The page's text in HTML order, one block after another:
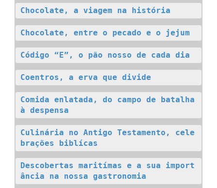
Chocolate, a viagem na história
Chocolate, entre o pecado e o jejum
Código “E”, o pão nosso de cada dia
Coentros, a erva que divide
Comida enlatada, do campo de batalha
à despensa
Culinária no Antigo Testamento, cele
brações biblícas
Descobertas maritímas e a sua import
ância na nossa gastronomia